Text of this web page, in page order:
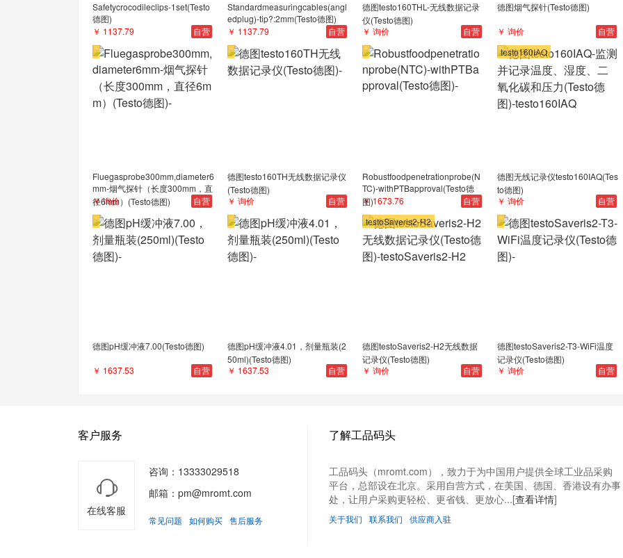
Safetycrocodileclips-1set(Testo
德图)
￥ 1137.79
自营
Standardmeasuringcables(angl
edplug)-tip?:2mm(Testo德图)
￥ 1137.79
自营
德图testo160THL-无线数据记录
仪(Testo德图)
￥ 询价
自营
德图烟气探针(Testo德图)
￥ 询价 自营
Fluegasprobe300mm,diameter6
mm-烟气探针（长度300mm，直
径6mm）(Testo德图)
￥ 询价 自营
德图testo160TH无线数据记录仪
(Testo德图)
￥ 询价
自营
Robustfoodpenetrationprobe(N
TC)-withPTBapproval(Testo德
图)
￥ 1673.76 自营
德图无线记录仪testo160IAQ(Tes
to德图)
￥ 询价
自营
testo160IAQ
德图pH缓冲液7.00(Testo德图)
￥ 1637.53 自营
德图pH缓冲液4.01，剂量瓶装(2
50ml)(Testo德图)
￥ 1637.53
自营
德图testoSaveris2-H2无线数据
记录仪(Testo德图)
￥ 询价
自营
testoSaveris2-H2
德图testoSaveris2-T3-WiFi温度
记录仪(Testo德图)
￥ 询价
自营
客户服务
在线客服
咨询：13333029518
邮箱：pm@mromt.com
常见问题 如何购买 售后服务
了解工品码头
工品码头（mromt.com），致力于为中国用户提供全球工业品采购
平台，总部设在北京。采用自营方式，在美国、德国、香港设有办事
处，让用户采购更轻松、更省钱、更放心...[查看详情]
关于我们 联系我们 供应商入驻